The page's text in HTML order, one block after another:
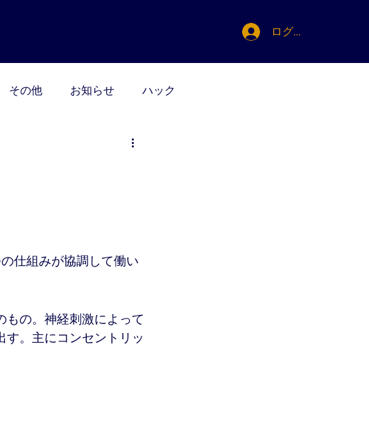
ログイン
その他 お知らせ ハック
仕組みが協調して働い
もの。神経刺激によって
す。主にコンセントリッ